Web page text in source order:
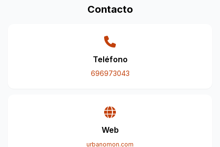
Contacto
Teléfono
696973043
Web
urbanomon.com